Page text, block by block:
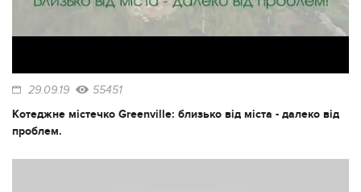
29.09.19 55451
Котеджне містечко Greenville: близько від міста - далеко від
проблем.